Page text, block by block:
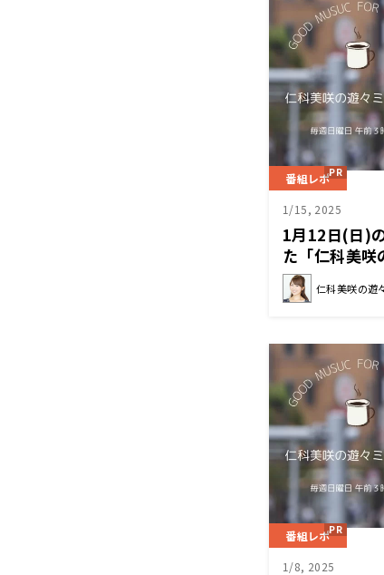
番組レポ
1/15, 2025
1月12日(日)
た「仁科美咲
仁科美咲の遊
番組レポ
1/8, 2025